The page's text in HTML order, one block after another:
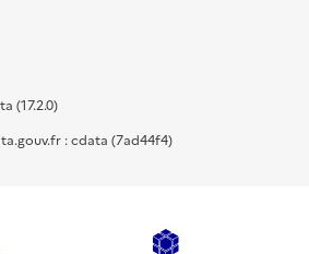
(17.2.0)
: cdata (7ad44f4)